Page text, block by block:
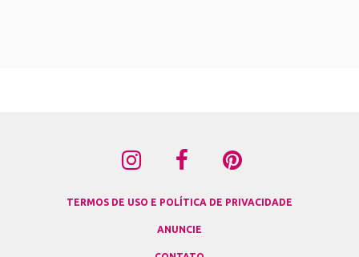
TERMOS DE USO E POLÍTICA DE PRIVACIDADE
ANUNCIE